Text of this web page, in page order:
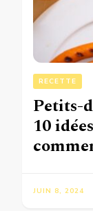
RECETTE
Petits-
10
JUIN 8, 2024